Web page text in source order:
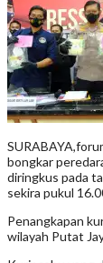
bongkar
diringkus pada
sekira pukul
Penangkapan
wilayah Putat